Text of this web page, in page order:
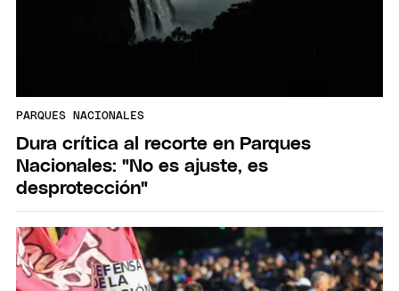
PARQUES NACIONALES
Dura crítica al recorte en Parques
Nacionales: "No es ajuste, es
desprotección"